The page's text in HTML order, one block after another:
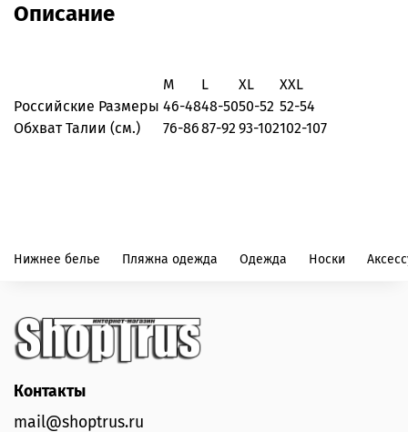
Описание
M L XL
XXL
Российские Размеры 46-4848-5050-52 52-54
Обхват Талии (см.)
76-8687-92 93-102102-107
Нижнее белье Пляжна одежда Одежда Носки
Контакты
mail@shoptrus.ru